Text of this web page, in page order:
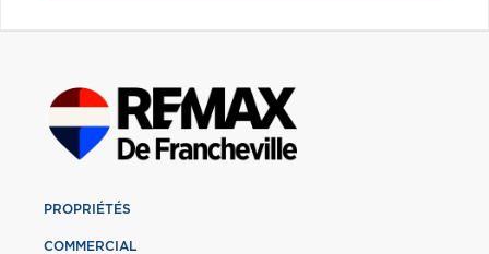
PROPRIÉTÉS
COMMERCIAL